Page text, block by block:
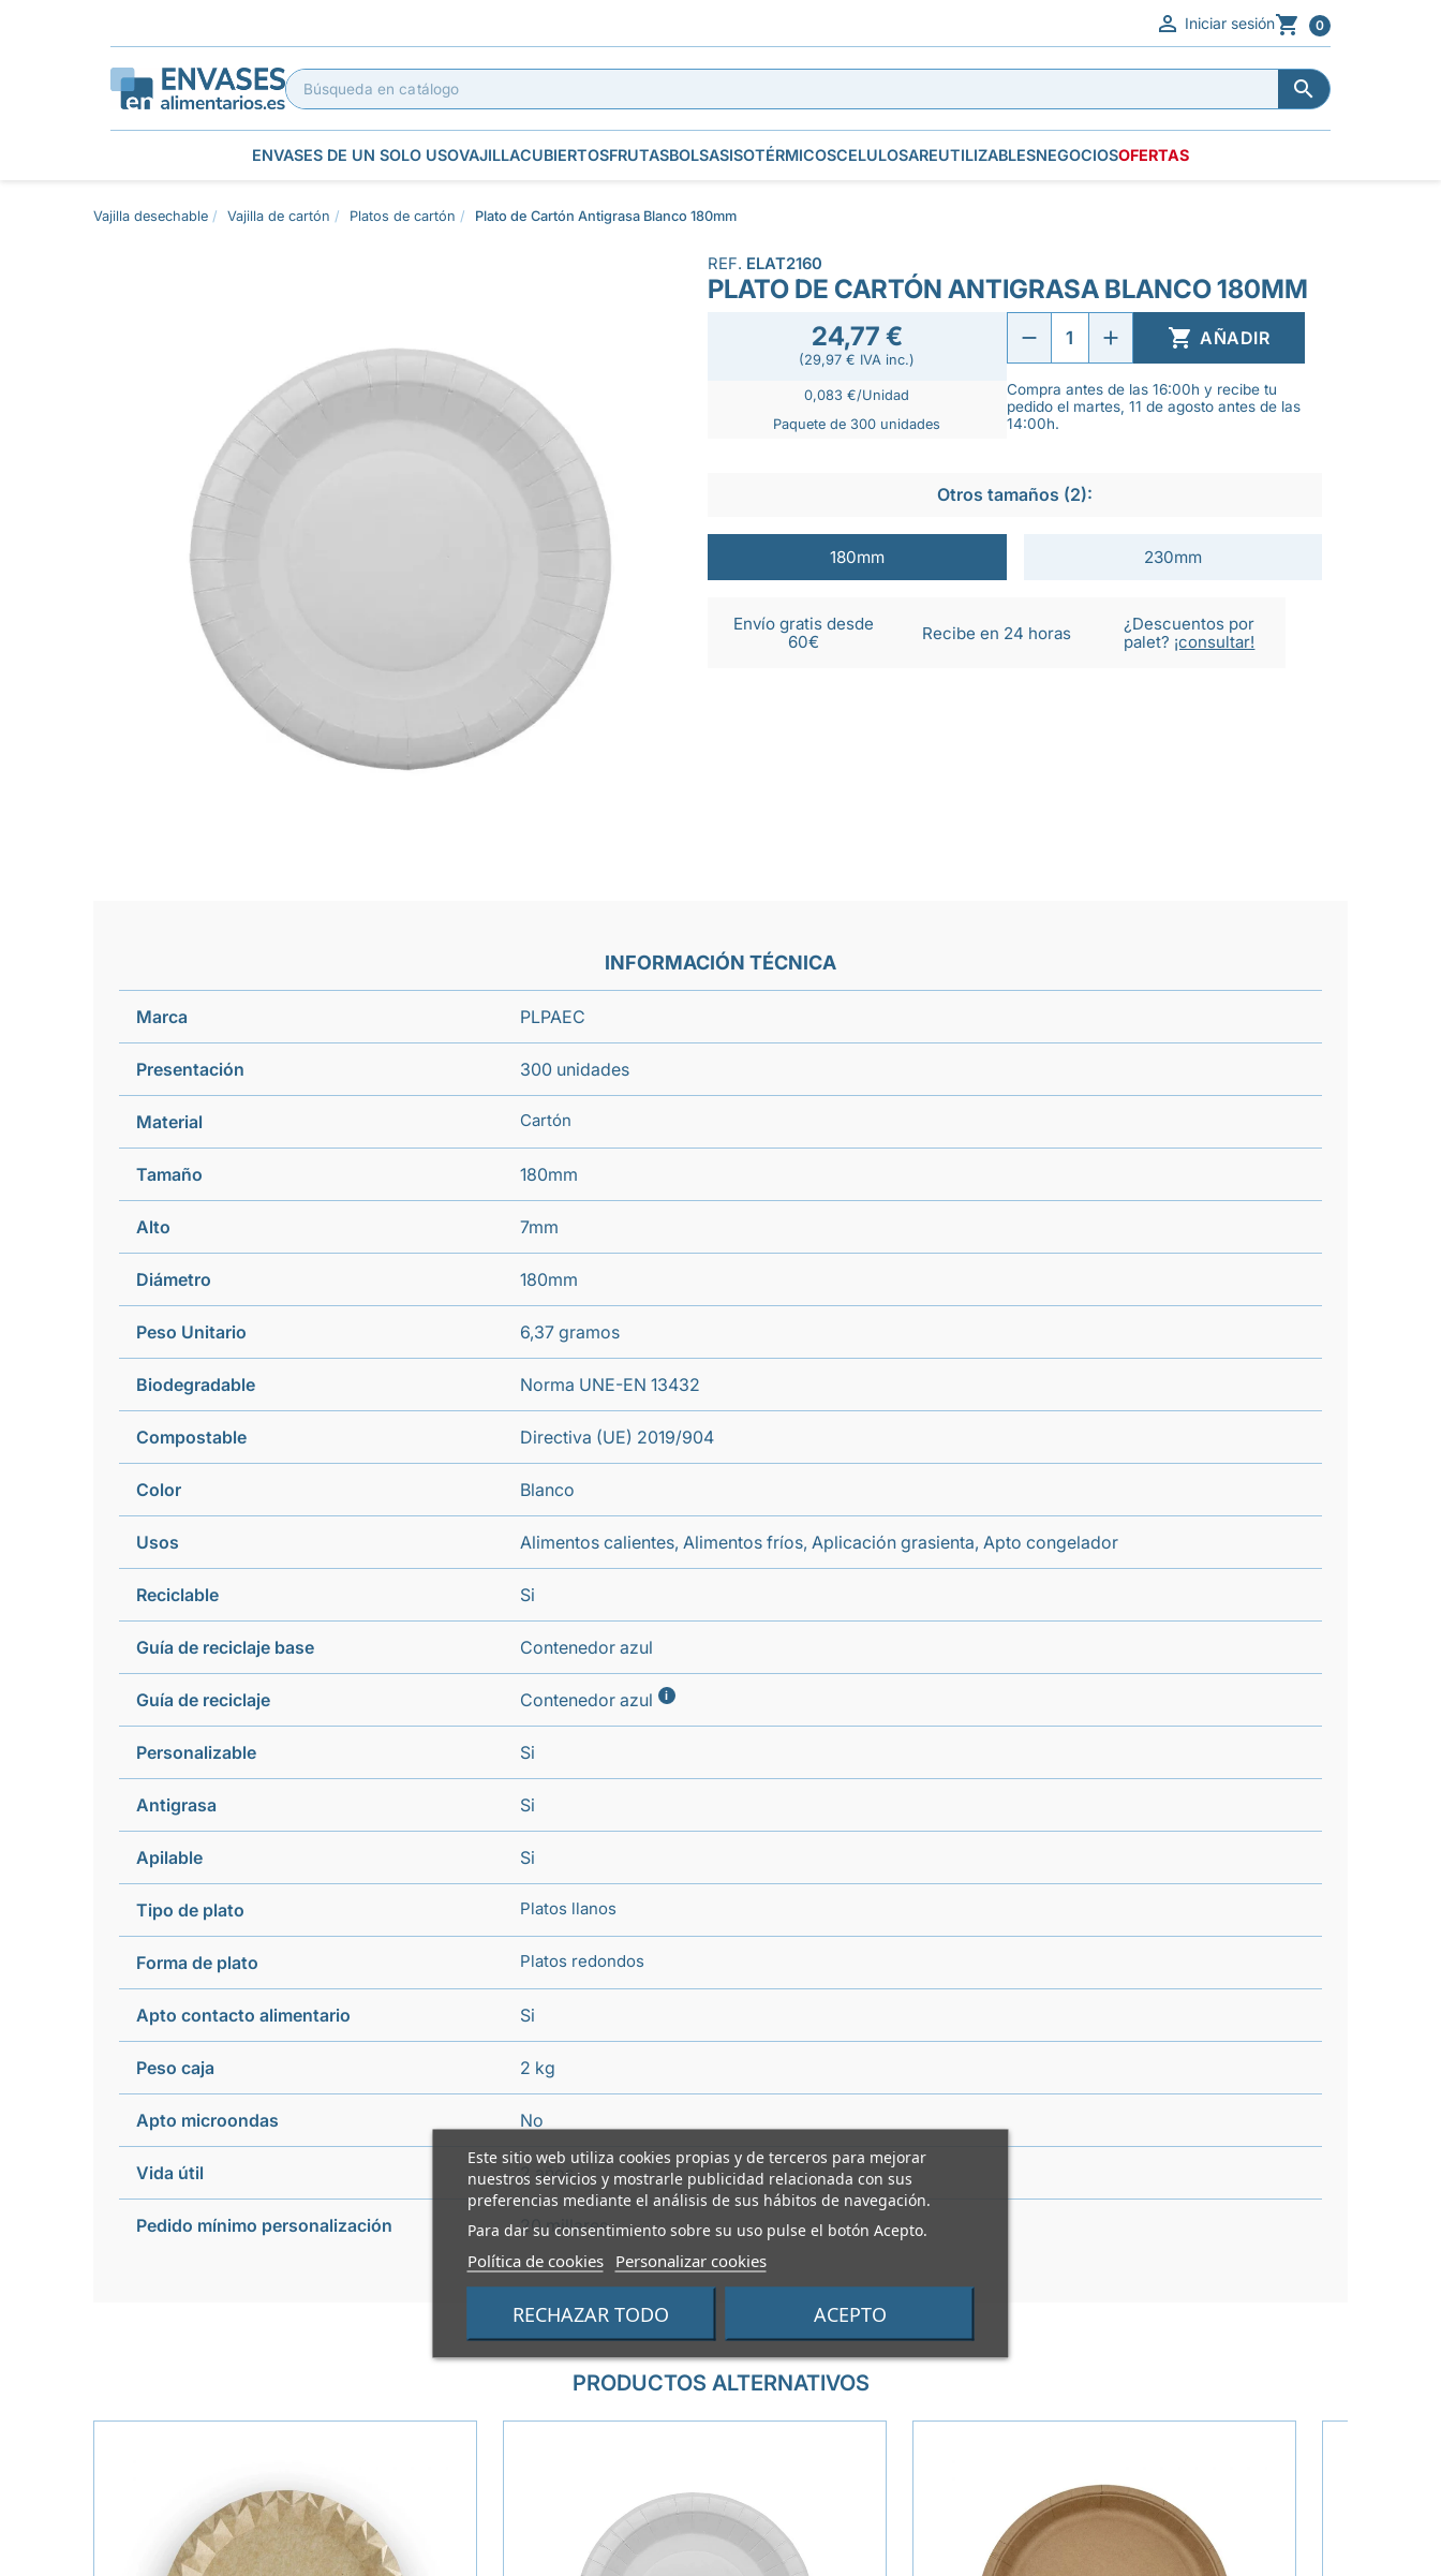
 Iniciar sesión 0


ENVASES DE UN SOLO USOVAJILLACUBIERTOSFRUTASBOLSASISOTÉRMICOSCELULOSAREUTILIZABLESNEGOCIOSOFERTAS
Este sitio web utiliza cookies propias y de terceros para mejorar
nuestros servicios y mostrarle publicidad relacionada con sus
preferencias mediante el análisis de sus hábitos de navegación.
Para dar su consentimiento sobre su uso pulse el botón Acepto.
Política de cookies Personalizar cookies
RECHAZAR TODO ACEPTO
Vajilla desechable Vajilla de cartón Platos de cartón Plato de Cartón Antigrasa Blanco 180mm
REF. ELAT2160
PLATO DE CARTÓN ANTIGRASA BLANCO 180MM
24,77 €
(29,97 € IVA inc.)
0,083 €/Unidad
Paquete de 300 unidades
 AÑADIR
Compra antes de las 16:00h y recibe tu
pedido el martes, 11 de agosto antes de las
14:00h.
Otros tamaños (2):
180mm 230mm
Envío gratis desde
60€
Recibe en 24 horas
¿Descuentos por
palet? ¡consultar!
INFORMACIÓN TÉCNICA
Marca PLPAEC
Presentación 300 unidades
Material Cartón
Tamaño 180mm
Alto 7mm
Diámetro 180mm
Peso Unitario 6,37 gramos
Biodegradable Norma UNE-EN 13432
Compostable Directiva (UE) 2019/904
Color Blanco
Usos Alimentos calientes, Alimentos fríos, Aplicación grasienta, Apto congelador
Reciclable Si
Guía de reciclaje base Contenedor azul
Guía de reciclaje Contenedor azul i
Personalizable Si
Antigrasa Si
Apilable Si
Tipo de plato Platos llanos
Forma de plato Platos redondos
Apto contacto alimentario Si
Peso caja 2 kg
Apto microondas No
Vida útil 2 años
Pedido mínimo personalización 20 millares
PRODUCTOS ALTERNATIVOS